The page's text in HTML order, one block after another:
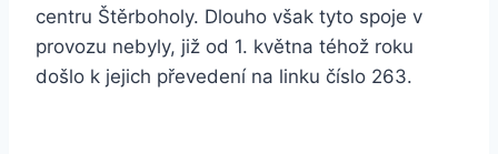
centru Štěrboholy. Dlouho však tyto spoje v
provozu nebyly, již od 1. května téhož roku
došlo k jejich převedení na linku číslo 263.